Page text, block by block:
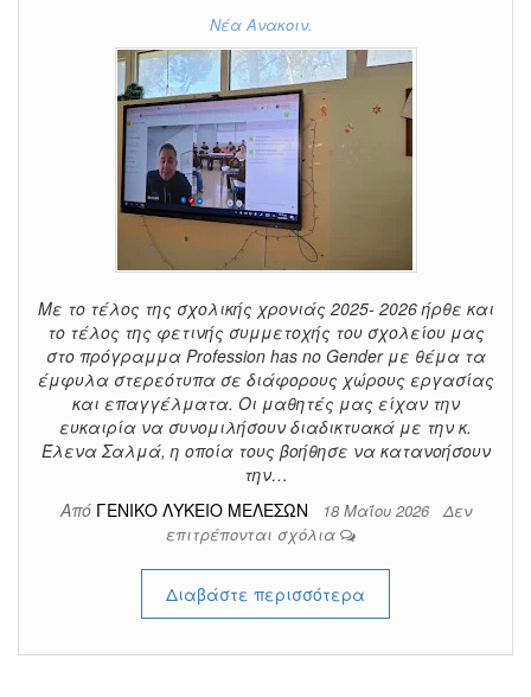
Νέα Ανακοιν.
Με το τέλος της σχολικής χρονιάς 2025- 2026 ήρθε και
το τέλος της φετινής συμμετοχής του σχολείου μας
στο πρόγραμμα Profession has no Gender με θέμα τα
έμφυλα στερεότυπα σε διάφορους χώρους εργασίας
και επαγγέλματα. Οι μαθητές μας είχαν την
ευκαιρία να συνομιλήσουν διαδικτυακά με την κ.
Έλενα Σαλμά, η οποία τους βοήθησε να κατανοήσουν
την…
Από ΓΕΝΙΚΟ ΛΥΚΕΙΟ ΜΕΛΕΣΩΝ 18 Μαΐου 2026 Δεν
επιτρέπονται σχόλια
Διαβάστε περισσότερα